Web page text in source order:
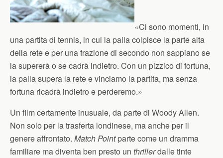
«Ci sono momenti, in
una partita di tennis, in cui la palla colpisce la parte alta
della rete e per una frazione di secondo non sappiano se
la supererà o se cadrà indietro. Con un pizzico di fortuna,
la palla supera la rete e vinciamo la partita, ma senza
fortuna ricadrà indietro e perderemo.»
Un film certamente inusuale, da parte di Woody Allen.
Non solo per la trasferta londinese, ma anche per il
genere affrontato. Match Pointparte come un dramma
familiare ma diventa ben presto un thrillerdalle tinte